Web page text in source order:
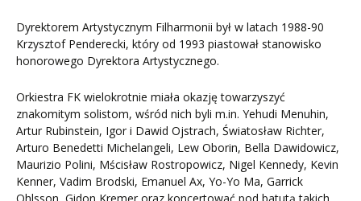
Dyrektorem Artystycznym Filharmonii był w latach 1988-90
Krzysztof Penderecki, który od 1993 piastował stanowisko
honorowego Dyrektora Artystycznego.
Orkiestra FK wielokrotnie miała okazję towarzyszyć
znakomitym solistom, wśród nich byli m.in. Yehudi Menuhin,
Artur Rubinstein, Igor i Dawid Ojstrach, Światosław Richter,
Arturo Benedetti Michelangeli, Lew Oborin, Bella Dawidowicz,
Maurizio Polini, Mścisław Rostropowicz, Nigel Kennedy, Kevin
Kenner, Vadim Brodski, Emanuel Ax, Yo-Yo Ma, Garrick